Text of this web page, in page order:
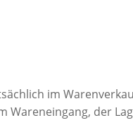
im
Wareneingang, der